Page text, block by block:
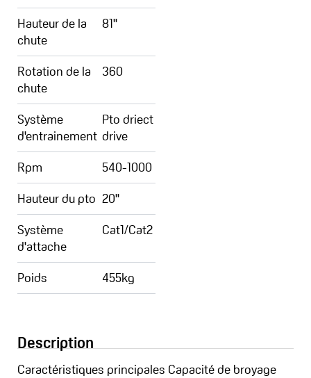
Hauteur de la
chute
81''
Rotation de la
chute
360
Système
d'entrainement
Pto driect
drive
Rpm
540-1000
Hauteur du pto 20''
Système
d'attache
Cat1/Cat2
Poids 455kg
Description
Caractéristiques principales Capacité de broyage